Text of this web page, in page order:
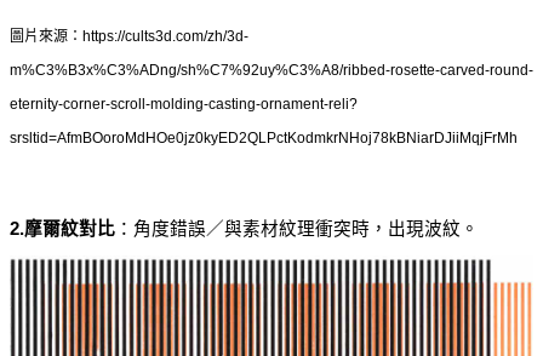
圖片來源：https://cults3d.com/zh/3d-
m%C3%B3x%C3%ADng/sh%C7%92uy%C3%A8/ribbed-rosette-carved-round-
eternity-corner-scroll-molding-casting-ornament-reli?
srsltid=AfmBOoroMdHOe0jz0kyED2QLPctKodmkrNHoj78kBNiarDJiiMqjFrMh
2.摩爾紋對比 ：角度錯誤／與素材紋理衝突時，出現波紋。